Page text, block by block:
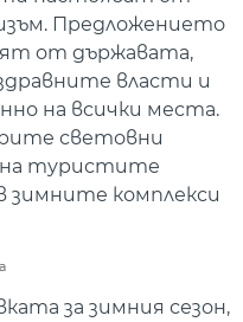
Предложението
от държавата,
власти и
на всички места.
световни
на туристите
зимните комплекси
за зимния сезон,